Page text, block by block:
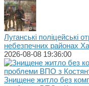
Луганські поліцейські
небезпечних районах
2026-08-08 19:36:00
Знищене житло без